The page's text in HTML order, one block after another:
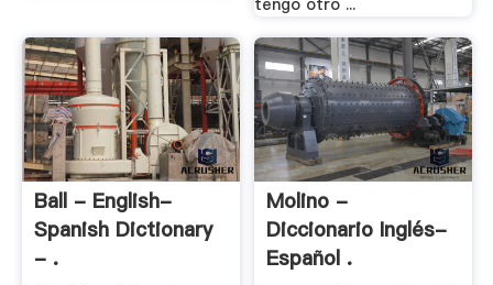
Ball - English-
Spanish Dictionary
- .
Molino -
Diccionario Inglés-
Español .